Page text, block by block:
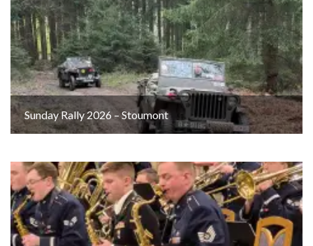
Sunday Rally 2026 – Stoumont